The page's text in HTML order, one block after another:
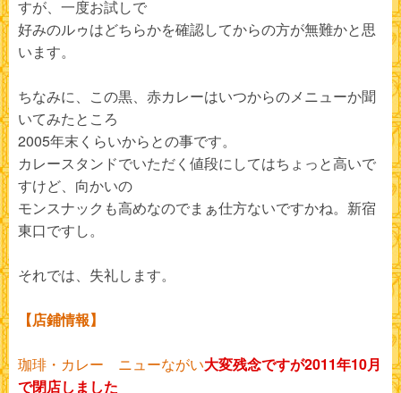
すが、一度お試しで
好みのルゥはどちらかを確認してからの方が無難かと思
います。
ちなみに、この黒、赤カレーはいつからのメニューか聞
いてみたところ
2005年末くらいからとの事です。
カレースタンドでいただく値段にしてはちょっと高いで
すけど、向かいの
モンスナックも高めなのでまぁ仕方ないですかね。新宿
東口ですし。
それでは、失礼します。
【店鋪情報】
珈琲・カレー ニューながい大変残念ですが2011年10月
で閉店しました